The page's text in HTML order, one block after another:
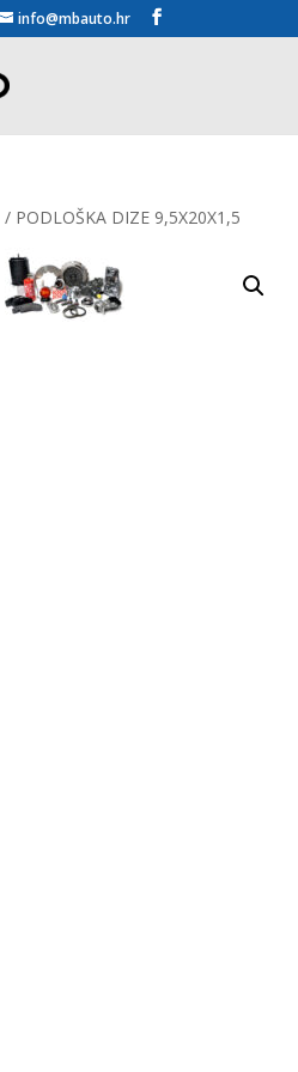
info@mbauto.hr
/ PODLOŠKA DIZE 9,5X20X1,5